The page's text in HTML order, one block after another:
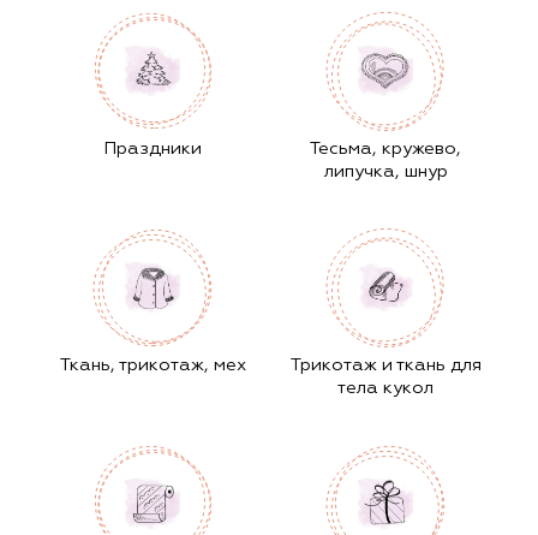
Праздники
Тесьма, кружево,
липучка, шнур
Ткань, трикотаж, мех
Трикотаж и ткань для
тела кукол